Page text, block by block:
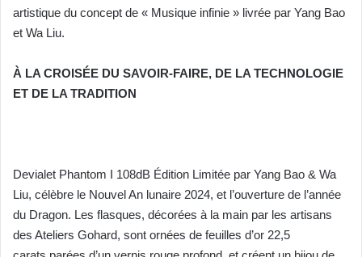
artistique du concept de « Musique infinie » livrée par Yang Bao
et Wa Liu.
À LA CROISÉE DU SAVOIR-FAIRE, DE LA TECHNOLOGIE
ET DE LA TRADITION
Devialet Phantom I 108dB Édition Limitée par Yang Bao & Wa
Liu, célèbre le Nouvel An lunaire 2024, et l’ouverture de l’année
du Dragon. Les flasques, décorées à la main par les artisans
des Ateliers Gohard, sont ornées de feuilles d’or 22,5